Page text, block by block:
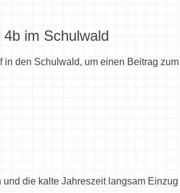
im Schulwald
den Schulwald, um einen Beitrag
die kalte Jahreszeit langsam